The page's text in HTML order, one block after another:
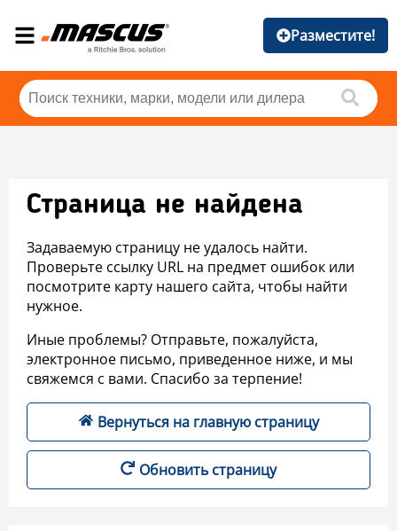
Разместите!
Страница не найдена
Задаваемую страницу не удалось найти.
Проверьте ссылку URL на предмет ошибок или
посмотрите карту нашего сайта, чтобы найти
нужное.
Иные проблемы? Отправьте, пожалуйста,
электронное письмо, приведенное ниже, и мы
свяжемся с вами. Спасибо за терпение!
Вернуться на главную страницу
Обновить страницу